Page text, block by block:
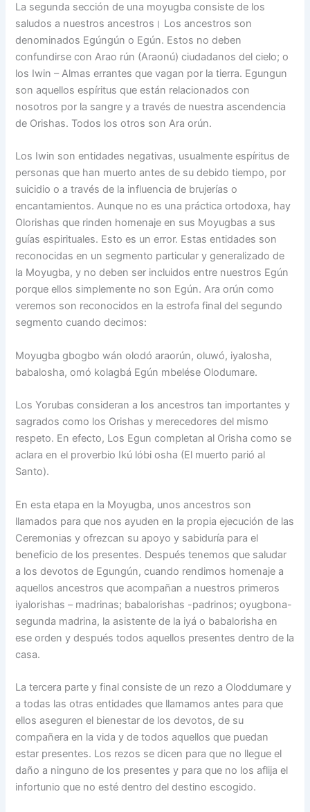
La segunda sección de una moyugba consiste de los
saludos a nuestros ancestros। Los ancestros son
denominados Egúngún o Egún. Estos no deben
confundirse con Arao rún (Araonú) ciudadanos del cielo; o
los Iwin – Almas errantes que vagan por la tierra. Egungun
son aquellos espíritus que están relacionados con
nosotros por la sangre y a través de nuestra ascendencia
de Orishas. Todos los otros son Ara orún.
Los Iwin son entidades negativas, usualmente espíritus de
personas que han muerto antes de su debido tiempo, por
suicidio o a través de la influencia de brujerías o
encantamientos. Aunque no es una práctica ortodoxa, hay
Olorishas que rinden homenaje en sus Moyugbas a sus
guías espirituales. Esto es un error. Estas entidades son
reconocidas en un segmento particular y generalizado de
la Moyugba, y no deben ser incluidos entre nuestros Egún
porque ellos simplemente no son Egún. Ara orún como
veremos son reconocidos en la estrofa final del segundo
segmento cuando decimos:
Moyugba gbogbo wán olodó araorún, oluwó, iyalosha,
babalosha, omó kolagbá Egún mbelése Olodumare.
Los Yorubas consideran a los ancestros tan importantes y
sagrados como los Orishas y merecedores del mismo
respeto. En efecto, Los Egun completan al Orisha como se
aclara en el proverbio Ikú lóbi osha (El muerto parió al
Santo).
En esta etapa en la Moyugba, unos ancestros son
llamados para que nos ayuden en la propia ejecución de las
Ceremonias y ofrezcan su apoyo y sabiduría para el
beneficio de los presentes. Después tenemos que saludar
a los devotos de Egungún, cuando rendimos homenaje a
aquellos ancestros que acompañan a nuestros primeros
iyalorishas – madrinas; babalorishas -padrinos; oyugbona-
segunda madrina, la asistente de la iyá o babalorisha en
ese orden y después todos aquellos presentes dentro de la
casa.
La tercera parte y final consiste de un rezo a Oloddumare y
a todas las otras entidades que llamamos antes para que
ellos aseguren el bienestar de los devotos, de su
compañera en la vida y de todos aquellos que puedan
estar presentes. Los rezos se dicen para que no llegue el
daño a ninguno de los presentes y para que no los aflija el
infortunio que no esté dentro del destino escogido.